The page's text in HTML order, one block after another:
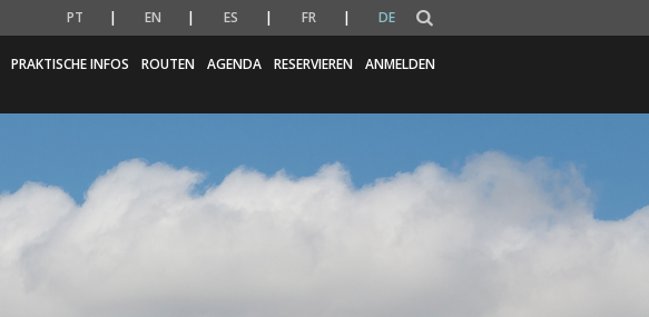
PT EN ES FR DE
PRAKTISCHE INFOS ROUTEN AGENDA RESERVIEREN ANMELDEN